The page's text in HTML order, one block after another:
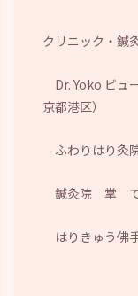
クリニック・鍼
Dr. Yoko ビュ
京都港区）
ふわりはり灸
鍼灸院 掌 て
はりきゅう佛